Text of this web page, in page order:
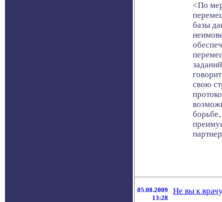
<По
базы
свою
05.08.2009
13:28
Не вы к